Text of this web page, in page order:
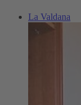
La Valdana